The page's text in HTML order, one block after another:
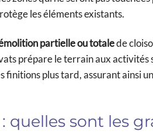
les éléments existants.
partielle ou totalede
prépare le terrain aux activités
plus tard, assurant ainsi
quelles sont les